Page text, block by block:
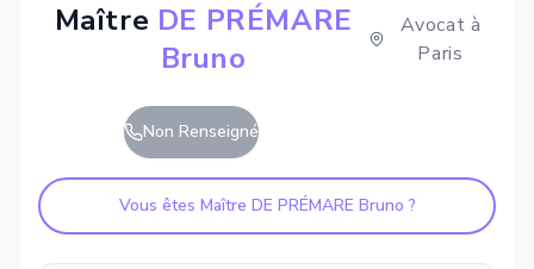
Maître DE PRÉMARE
Bruno
Avocat à
Paris
Non Renseigné
Vous êtes Maître DE PRÉMARE Bruno ?